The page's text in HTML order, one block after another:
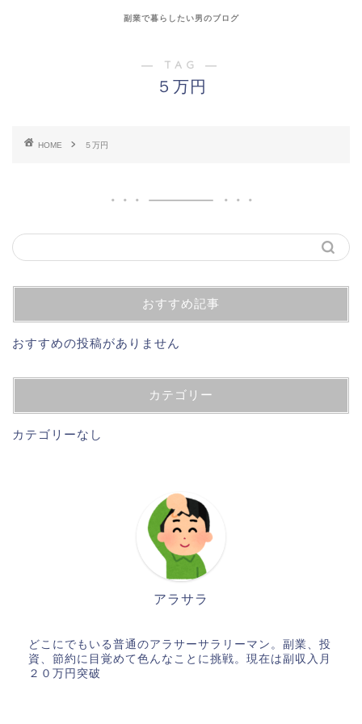
副業で暮らしたい男のブログ
― TAG ―
５万円
HOME ５万円
おすすめ記事
おすすめの投稿がありません
カテゴリー
カテゴリーなし
アラサラ
どこにでもいる普通のアラサーサラリーマン。副業、投
資、節約に目覚めて色んなことに挑戦。現在は副収入月
２０万円突破